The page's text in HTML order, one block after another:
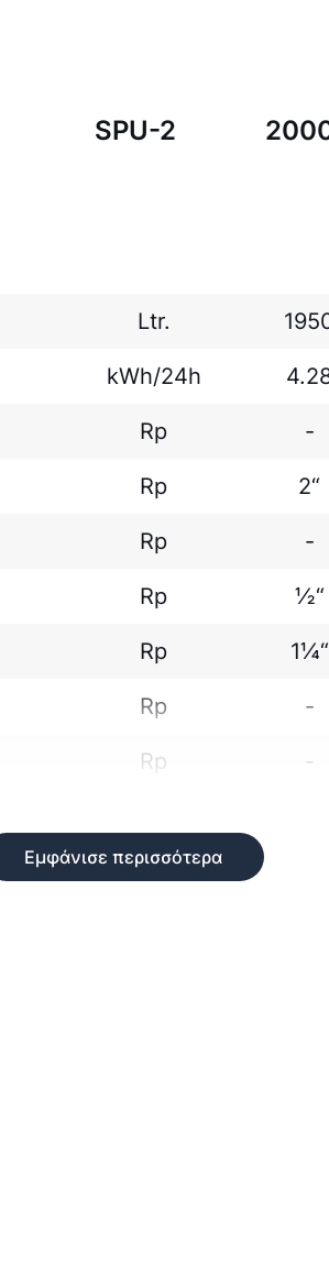
SPU-2
Ltr.
kWh/24h
Rp -
Rp 2“
Rp -
Rp ½“
Rp 1¼“
Rp -
Rp -
Εμφάνισε περισσότερα